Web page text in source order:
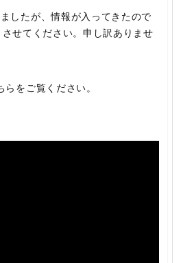
したが、情報が入ってきたので
させてください。申し訳ありませ
らをご覧ください。